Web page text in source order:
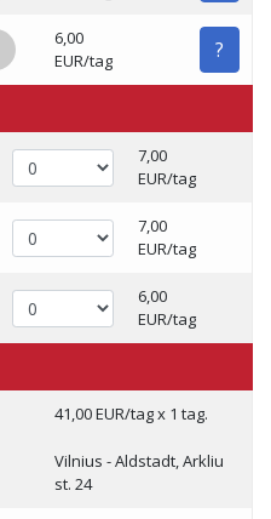
6,00
EUR/tag
?
7,00
EUR/tag
7,00
EUR/tag
6,00
EUR/tag
41,00 EUR/tag x 1 tag.
Vilnius - Aldstadt, Arkliu
st. 24